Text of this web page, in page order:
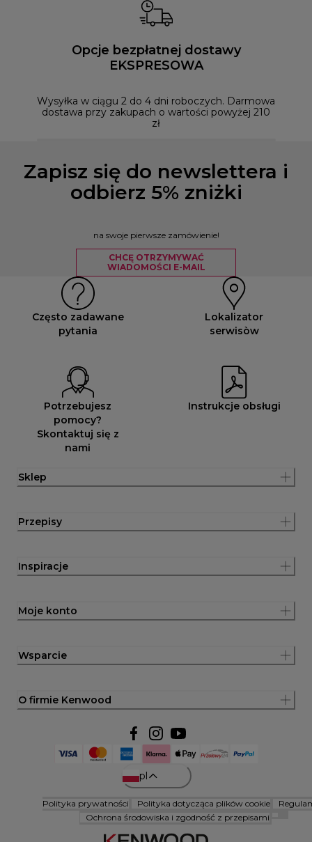
Opcje bezpłatnej dostawy
EKSPRESOWA
Wysyłka w ciągu 2 do 4 dni roboczych. Darmowa
dostawa przy zakupach o wartości powyżej 210
zł
Zapisz się do newslettera i
odbierz 5% zniżki
na swoje pierwsze zamówienie!
CHCĘ OTRZYMYWAĆ
WIADOMOŚCI E-MAIL
Często zadawane
pytania
Lokalizator
serwisòw
Potrzebujesz
pomocy?
Skontaktuj się z
nami
Instrukcje obsługi
Sklep
Przepisy
Inspiracje
Moje konto
Wsparcie
O firmie Kenwood
pl
Polityka prywatności Polityka dotycząca plików cookie
Ochrona środowiska i zgodność z przepisami